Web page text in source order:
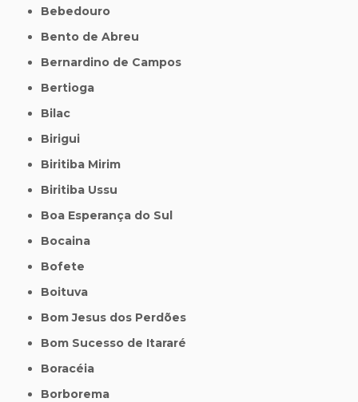
Bebedouro
Bento de Abreu
Bernardino de Campos
Bertioga
Bilac
Birigui
Biritiba Mirim
Biritiba Ussu
Boa Esperança do Sul
Bocaina
Bofete
Boituva
Bom Jesus dos Perdões
Bom Sucesso de Itararé
Boracéia
Borborema